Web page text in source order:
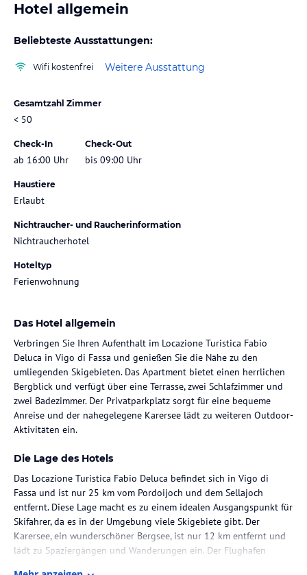
Hotel allgemein
Beliebteste Ausstattungen:
Wifi kostenfrei Weitere Ausstattung
Gesamtzahl Zimmer
< 50
Check-In
ab 16:00 Uhr
Check-Out
bis 09:00 Uhr
Haustiere
Erlaubt
Nichtraucher- und Raucherinformation
Nichtraucherhotel
Hoteltyp
Ferienwohnung
Das Hotel allgemein
Verbringen Sie Ihren Aufenthalt im Locazione Turistica Fabio
Deluca in Vigo di Fassa und genießen Sie die Nähe zu den
umliegenden Skigebieten. Das Apartment bietet einen herrlichen
Bergblick und verfügt über eine Terrasse, zwei Schlafzimmer und
zwei Badezimmer. Der Privatparkplatz sorgt für eine bequeme
Anreise und der nahegelegene Karersee lädt zu weiteren Outdoor-
Aktivitäten ein.
Die Lage des Hotels
Das Locazione Turistica Fabio Deluca befindet sich in Vigo di
Fassa und ist nur 25 km vom Pordoijoch und dem Sellajoch
entfernt. Diese Lage macht es zu einem idealen Ausgangspunkt für
Skifahrer, da es in der Umgebung viele Skigebiete gibt. Der
Karersee, ein wunderschöner Bergsee, ist nur 12 km entfernt und
lädt zu Spaziergängen und Wanderungen ein. Der Flughafen